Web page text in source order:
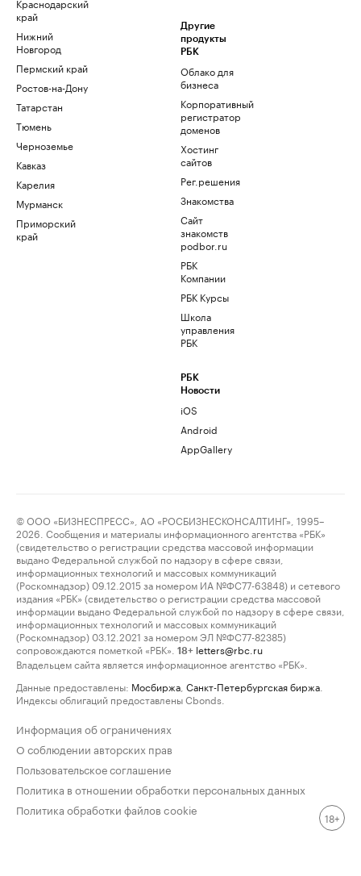
край
Нижний
Новгород
Пермский край
Ростов-на-Дону
Татарстан
Тюмень
Черноземье
Кавказ
Карелия
Мурманск
Приморский
край
Другие
продукты
РБК
Облако для
бизнеса
Корпоративный
регистратор
доменов
Хостинг
сайтов
Рег.решения
Знакомства
Сайт
знакомств
podbor.ru
РБК
Компании
РБК Курсы
Школа
управления
РБК
РБК
Новости
iOS
Android
AppGallery
© ООО «БИЗНЕСПРЕСС», АО «РОСБИЗНЕСКОНСАЛТИНГ», 1995–
2026. Сообщения и материалы информационного агентства «РБК»
(свидетельство о регистрации средства массовой информации
выдано Федеральной службой по надзору в сфере связи,
информационных технологий и массовых коммуникаций
(Роскомнадзор) 09.12.2015 за номером ИА №ФС77-63848) и сетевого
издания «РБК» (свидетельство о регистрации средства массовой
информации выдано Федеральной службой по надзору в сфере связи,
информационных технологий и массовых коммуникаций
(Роскомнадзор) 03.12.2021 за номером ЭЛ №ФС77-82385)
сопровождаются пометкой «РБК».
18+ letters@rbc.ru
Владельцем сайта является информационное агентство «РБК».
Данные предоставлены: Мосбиржа Санкт-Петербургская биржа
Индексы облигаций предоставлены Cbonds.
Информация об ограничениях
О соблюдении авторских прав
Пользовательское соглашение
Политика в отношении обработки персональных данных
Политика обработки файлов cookie
18+